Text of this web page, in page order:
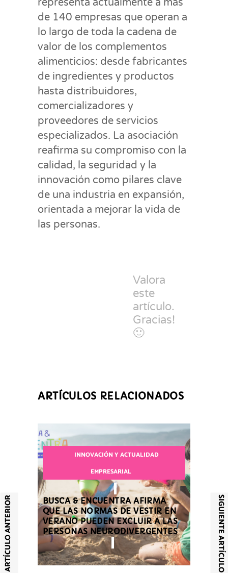
representa actualmente a más
de 140 empresas que operan a
lo largo de toda la cadena de
valor de los complementos
alimenticios: desde fabricantes
de ingredientes y productos
hasta distribuidores,
comercializadores y
proveedores de servicios
especializados. La asociación
reafirma su compromiso con la
calidad, la seguridad y la
innovación como pilares clave
de una industria en expansión,
orientada a mejorar la vida de
las personas.
Valora
este
artículo.
Gracias!
🙂
ARTÍCULO ANTERIOR SIGUIENTE ARTÍCULO
ARTÍCULOS RELACIONADOS
INNOVACIÓN Y ACTUALIDAD
EMPRESARIAL
BUSCA & ENCUENTRA AFIRMA
QUE LAS NORMAS DE VESTIR EN
VERANO PUEDEN EXCLUIR A LAS
PERSONAS NEURODIVERGENTES